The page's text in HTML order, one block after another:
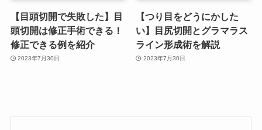
【目頭切開で失敗した】目
頭切開は修正手術できる！
修正できる例を紹介
2023年7月30日
【つり目をどうにかした
い】目尻切開とグラマラス
ライン形成術を解説
2023年7月30日